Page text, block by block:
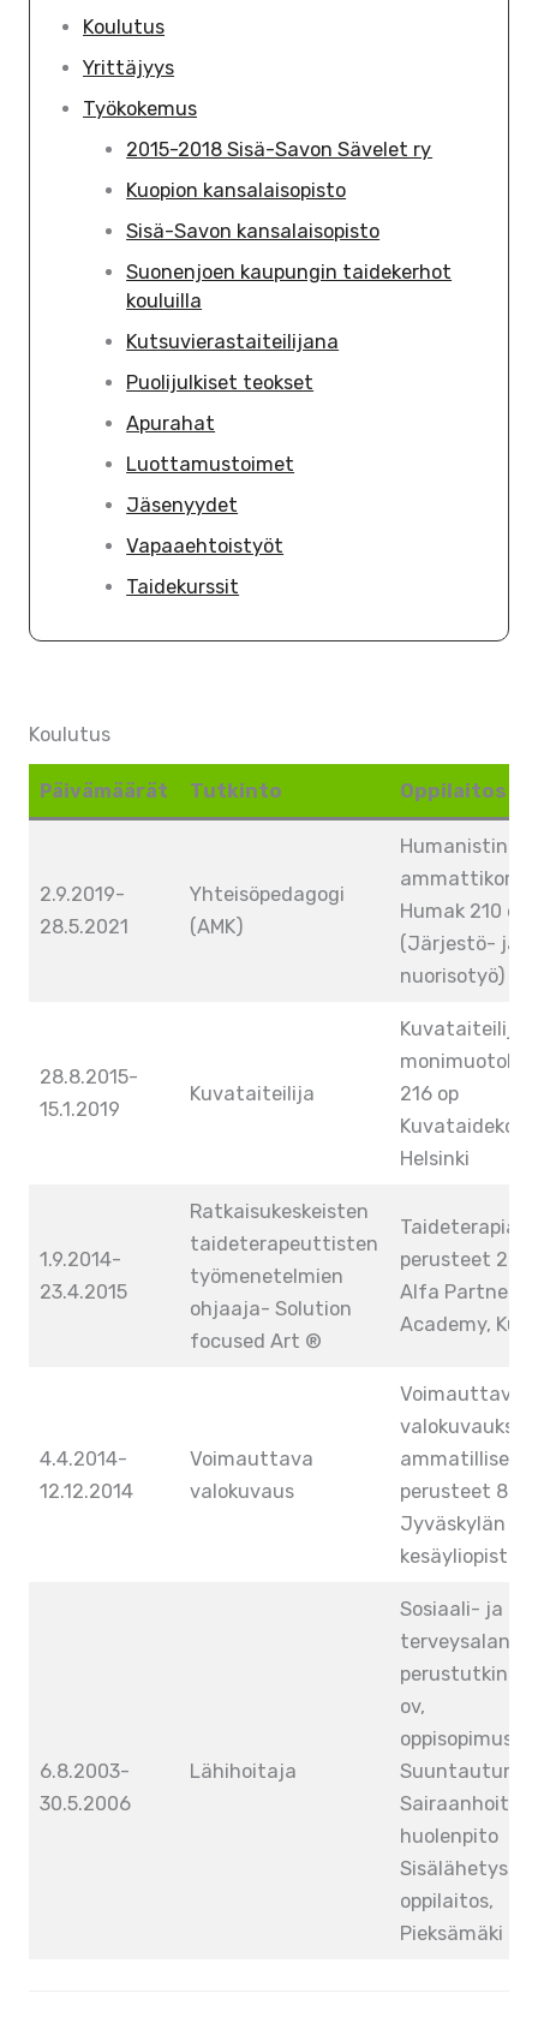
Koulutus
Yrittäjyys
Työkokemus
2015-2018 Sisä-Savon Sävelet ry
Kuopion kansalaisopisto
Sisä-Savon kansalaisopisto
Suonenjoen kaupungin taidekerhot
kouluilla
Kutsuvierastaiteilijana
Puolijulkiset teokset
Apurahat
Luottamustoimet
Jäsenyydet
Vapaaehtoistyöt
Taidekurssit
Koulutus
Päivämäärät Tutkinto Oppilaitos
2.9.2019-
28.5.2021
Yhteisöpedagogi
(AMK)
Humanistinen
Humak 210 op
(Järjestö- ja
nuorisotyö)
28.8.2015-
15.1.2019
Kuvataiteilija
Kuvataiteilijan
216 op
Helsinki
1.9.2014-
23.4.2015
Ratkaisukeskeisten
taideterapeuttisten
työmenetelmien
ohjaaja- Solution
focused Art ®
Taideterapian
perusteet 20
Alfa Partners
Academy,
4.4.2014-
12.12.2014
Voimauttava
valokuvaus
Voimauttavan
valokuvauksen
ammatilliset
perusteet 8
Jyväskylän
kesäyliopisto
6.8.2003-
30.5.2006
Lähihoitaja
Sosiaali- ja
terveysalan
perustutkinto
ov,
Sairaanhoito
huolenpito
oppilaitos,
Pieksämäki